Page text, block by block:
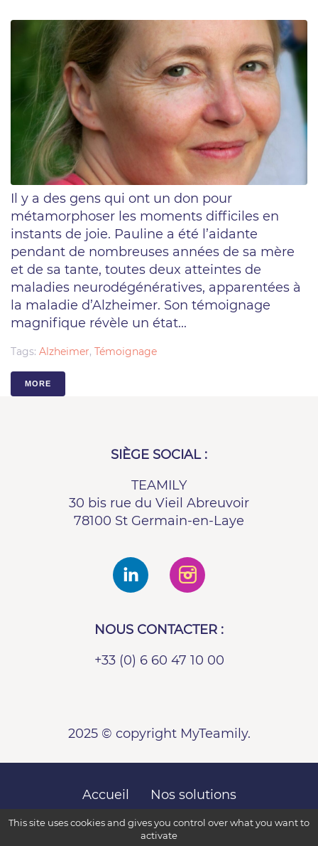
Il y a des gens qui ont un don pour
métamorphoser les moments difficiles en
instants de joie. Pauline a été l’aidante
pendant de nombreuses années de sa mère
et de sa tante, toutes deux atteintes de
maladies neurodégénératives, apparentées à
la maladie d’Alzheimer. Son témoignage
magnifique révèle un état...
Tags: Alzheimer, Témoignage
MORE
SIÈGE SOCIAL :
TEAMILY
30 bis rue du Vieil Abreuvoir
78100 St Germain-en-Laye
NOUS CONTACTER :
+33 (0) 6 60 47 10 00
2025 © copyright MyTeamily.
Accueil
Nos solutions
Qui sommes nous
FAQ
This site uses cookies and gives you control over what you want to
activate